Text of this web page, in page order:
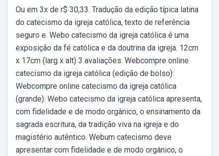
Ou em 3x de r$ 30,33. Tradução da edição típica latina
do catecismo da igreja católica, texto de referência
seguro e. Webo catecismo da igreja católica é uma
exposição da fé católica e da doutrina da igreja. 12cm
x 17cm (larg x alt) 3 avaliações. Webcompre online
catecismo da igreja católica (edição de bolso):
Webcompre online catecismo da igreja católica
(grande): Webo catecismo da igreja católica apresenta,
com fidelidade e de modo orgânico, o ensinamento da
sagrada escritura, da tradição viva na igreja e do
magistério autêntico. Webum catecismo deve
apresentar com fidelidade e de modo orgânico, o